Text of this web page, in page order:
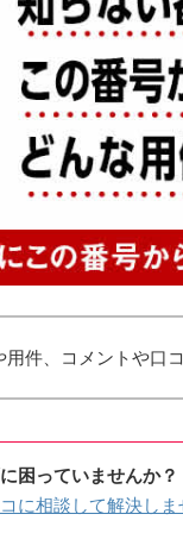
件、コメントや口
困っていませんか？
に相談して解決し